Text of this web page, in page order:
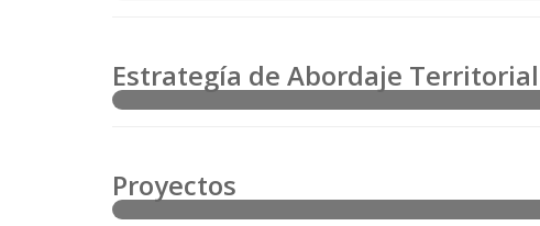
Estrategía de Abordaje Territorial
Proyectos